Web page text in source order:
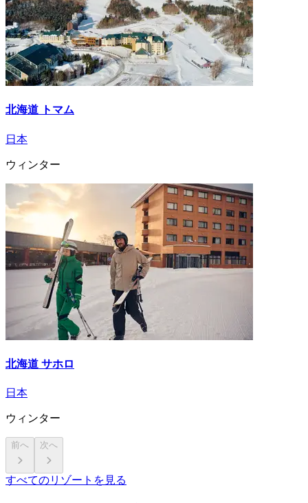
北海道 トマム
日本
ウィンター
北海道 サホロ
日本
ウィンター
前へ 次へ
すべてのリゾートを見る